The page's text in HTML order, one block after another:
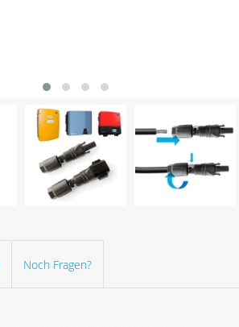
Noch Fragen?